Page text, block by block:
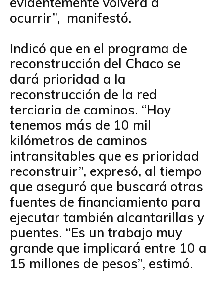
ocurrir”, manifestó.
Indicó que en el programa de
reconstrucción del Chaco se
dará prioridad a la
reconstrucción de la red
terciaria de caminos. “Hoy
tenemos más de 10 mil
kilómetros de caminos
intransitables que es prioridad
reconstruir”, expresó, al tiempo
que aseguró que buscará otras
fuentes de financiamiento para
ejecutar también alcantarillas y
puentes. “Es un trabajo muy
grande que implicará entre 10 a
15 millones de pesos”, estimó.